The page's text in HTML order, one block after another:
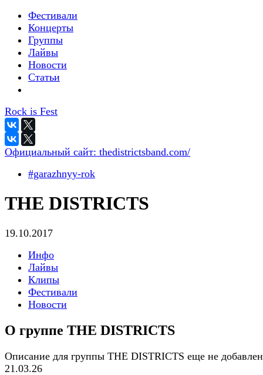
Фестивали
Концерты
Группы
Лайвы
Новости
Статьи
Rock is Fest
Официальный сайт: thedistrictsband.com/
#garazhnyy-rok
THE DISTRICTS
19.10.2017
Инфо
Лайвы
Клипы
Фестивали
Новости
О группе THE DISTRICTS
Описание для группы THE DISTRICTS еще не
21.03.26